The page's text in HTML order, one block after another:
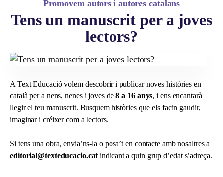
Promovem autors i autores catalans
Tens un manuscrit per a joves
lectors?
A Text Educació volem descobrir i publicar noves històries en
català per a nens, nenes i joves de8 a 16 anys, i ens encantarà
llegir el teu manuscrit. Busquem històries que els facin gaudir,
imaginar i créixer com a lectors.
Si tens una obra, envia’ns-la o posa’t en contacte amb nosaltres a
editorial@texteducacio.cat indicant a quin grup d’edat s’adreça.